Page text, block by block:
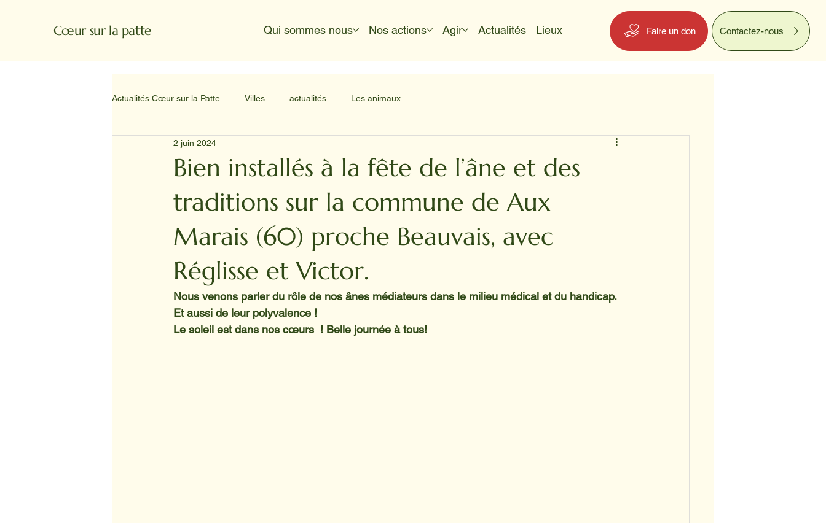
Cœur sur la patte Qui sommes nous Nos actions Agir Actualités Lieux Faire un don Contactez-nous
Actualités Cœur sur la Patte Villes actualités Les animaux
Bien installés à la fête de l’âne et des
traditions sur la commune de Aux
Marais (60) proche Beauvais, avec
Réglisse et Victor.
2 juin 2024
Nous venons parler du rôle de nos ânes médiateurs dans le milieu médical et du handicap.
Et aussi de leur polyvalence !
Le soleil est dans nos cœurs ! Belle journée à tous!